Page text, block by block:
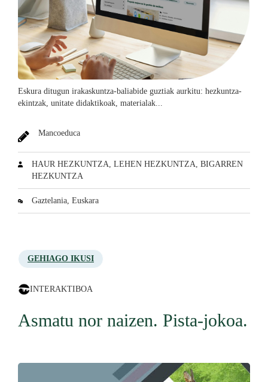
Eskura ditugun irakaskuntza-baliabide guztiak aurkitu: hezkuntza-
ekintzak, unitate didaktikoak, materialak...
Mancoeduca
HAUR HEZKUNTZA, LEHEN HEZKUNTZA, BIGARREN
HEZKUNTZA
Gaztelania, Euskara
GEHIAGO IKUSI
INTERAKTIBOA
Asmatu nor naizen. Pista-jokoa.